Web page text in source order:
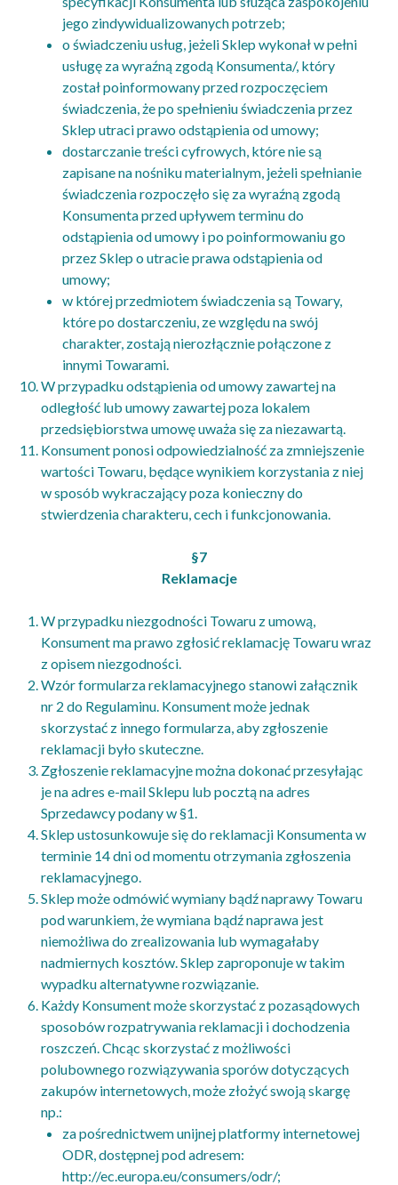
jego zindywidualizowanych potrzeb;
o świadczeniu usług, jeżeli Sklep wykonał w pełni
usługę za wyraźną zgodą Konsumenta/, który
został poinformowany przed rozpoczęciem
świadczenia, że po spełnieniu świadczenia przez
Sklep utraci prawo odstąpienia od umowy;
dostarczanie treści cyfrowych, które nie są
zapisane na nośniku materialnym, jeżeli spełnianie
świadczenia rozpoczęło się za wyraźną zgodą
Konsumenta przed upływem terminu do
odstąpienia od umowy i po poinformowaniu go
przez Sklep o utracie prawa odstąpienia od
umowy;
w której przedmiotem świadczenia są Towary,
które po dostarczeniu, ze względu na swój
charakter, zostają nierozłącznie połączone z
innymi Towarami.
W przypadku odstąpienia od umowy zawartej na
odległość lub umowy zawartej poza lokalem
przedsiębiorstwa umowę uważa się za niezawartą.
Konsument ponosi odpowiedzialność za zmniejszenie
wartości Towaru, będące wynikiem korzystania z niej
w sposób wykraczający poza konieczny do
stwierdzenia charakteru, cech i funkcjonowania.
§7
Reklamacje
W przypadku niezgodności Towaru z umową,
Konsument ma prawo zgłosić reklamację Towaru wraz
z opisem niezgodności.
Wzór formularza reklamacyjnego stanowi załącznik
nr 2 do Regulaminu. Konsument może jednak
skorzystać z innego formularza, aby zgłoszenie
reklamacji było skuteczne.
Zgłoszenie reklamacyjne można dokonać przesyłając
je na adres e-mail Sklepu lub pocztą na adres
Sprzedawcy podany w §1.
Sklep ustosunkowuje się do reklamacji Konsumenta w
terminie 14 dni od momentu otrzymania zgłoszenia
reklamacyjnego.
Sklep może odmówić wymiany bądź naprawy Towaru
pod warunkiem, że wymiana bądź naprawa jest
niemożliwa do zrealizowania lub wymagałaby
nadmiernych kosztów. Sklep zaproponuje w takim
wypadku alternatywne rozwiązanie.
Każdy Konsument może skorzystać z pozasądowych
sposobów rozpatrywania reklamacji i dochodzenia
roszczeń. Chcąc skorzystać z możliwości
polubownego rozwiązywania sporów dotyczących
zakupów internetowych, może złożyć swoją skargę
np.:
za pośrednictwem unijnej platformy internetowej
ODR, dostępnej pod adresem:
http://ec.europa.eu/consumers/odr/;